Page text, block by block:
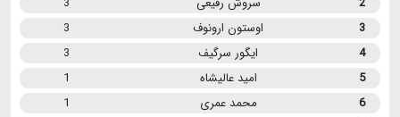
3
اوستون ارونوف
3
4
ایگور سرگیف
3
5
امید عالیشاه
1
6
محمد عمری
1